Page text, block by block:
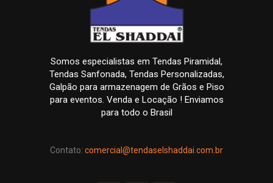
Somos especialistas em Tendas Piramidal,
Tendas Sanfonada, Tendas Personalizadas,
Galpão para armazenagem de Grãos e Piso
para eventos. Venda e Locação ! Enviamos
para todo o Brasil
Contato: comercial@tendaselshaddai.com.br